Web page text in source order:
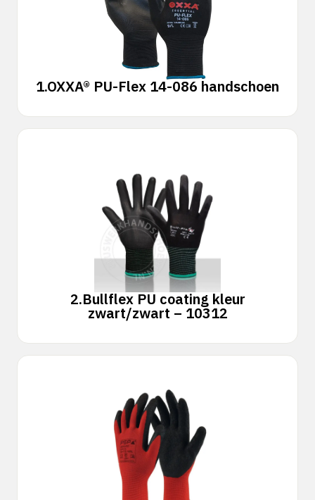
1.OXXA® PU-Flex 14-086 handschoen
2.Bullflex PU coating kleur
zwart/zwart – 10312